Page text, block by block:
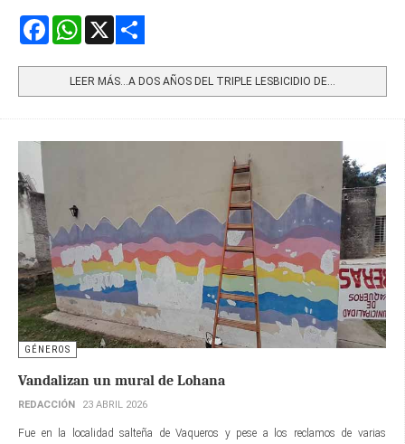
FacebookWhatsApp
LEER MÁS…A DOS AÑOS DEL TRIPLE LESBICIDIO DE...
GÉNEROS
Vandalizan un mural de Lohana
REDACCIÓN 23 ABRIL 2026
Fue en la localidad salteña de Vaqueros y pese a los reclamos de varias